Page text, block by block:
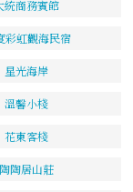
統商務賓館
彩虹觀海民宿
星光海岸
溫馨小棧
花東客棧
陶陶居山莊